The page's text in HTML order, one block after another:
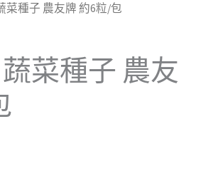
菜種子 農友牌 約6粒/包
菜種子 農友